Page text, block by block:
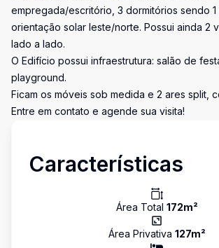
empregada/escritório, 3 dormitórios sendo 1
orientação solar leste/norte. Possui ainda 2
lado a lado.
O Edifício possui infraestrutura: salão de
playground.
Ficam os móveis sob medida e 2 ares split,
Entre em contato e agende sua visita!
Características
Área Total 172m²
Área Privativa 127m²